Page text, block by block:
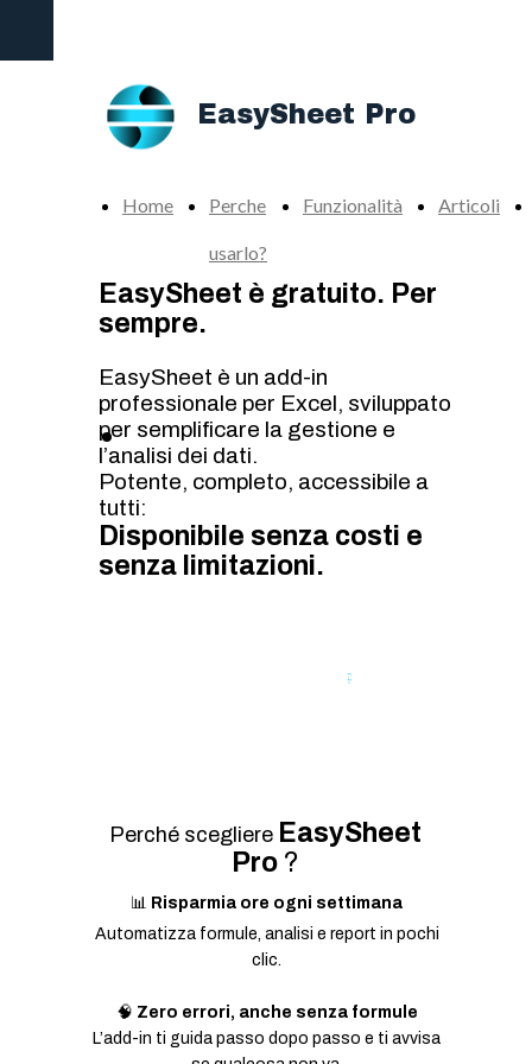
EasySheet Pro
Home Perche
usarlo?
Funzionalità Articoli
EasySheet è gratuito. Per
sempre.
EasySheet è un add-in
professionale per Excel, sviluppato
per semplificare la gestione e
l’analisi dei dati.
Potente, completo, accessibile a
tutti:
Disponibile senza costi e
senza limitazioni.
Perché scegliere EasySheet
Pro?
📊 Risparmia ore ogni settimana
Automatizza formule, analisi e report in pochi
clic.
🧠 Zero errori, anche senza formule
L’add-in ti guida passo dopo passo e ti avvisa
Scarica Gratis
EasySheet Pro